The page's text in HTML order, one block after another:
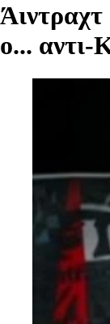
ο... αντι-